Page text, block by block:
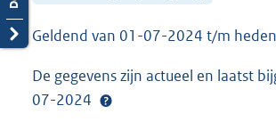
Geldend van 01-07-2024 t/m heden
De gegevens zijn actueel en laatst
07-2024